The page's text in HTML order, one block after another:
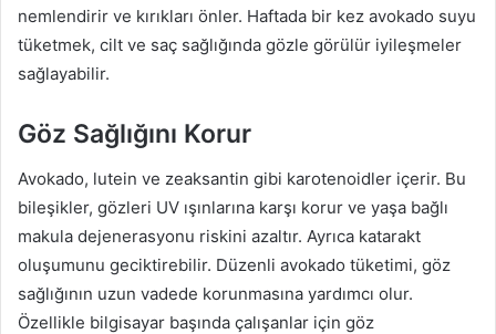
nemlendirir ve kırıkları önler. Haftada bir kez avokado suyu
tüketmek, cilt ve saç sağlığında gözle görülür iyileşmeler
sağlayabilir.
Göz Sağlığını Korur
Avokado, lutein ve zeaksantin gibi karotenoidler içerir. Bu
bileşikler, gözleri UV ışınlarına karşı korur ve yaşa bağlı
makula dejenerasyonu riskini azaltır. Ayrıca katarakt
oluşumunu geciktirebilir. Düzenli avokado tüketimi, göz
sağlığının uzun vadede korunmasına yardımcı olur.
Özellikle bilgisayar başında çalışanlar için göz